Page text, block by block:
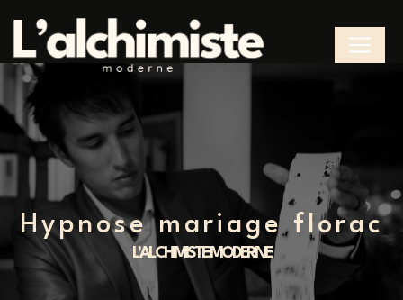
hypnose mariage florac
L'ALCHIMISTE MODERNE